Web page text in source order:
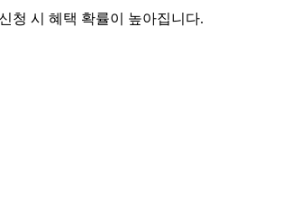
청 시 혜택 확률이 높아집니다.